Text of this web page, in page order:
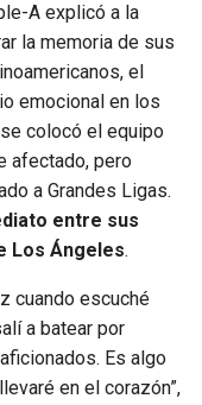
A explicó a la
la memoria de sus
el
emocional en los
colocó el equipo
afectado, pero
a Grandes Ligas.
entre sus
Los Ángeles.
cuando escuché
a batear por
Es algo
en el corazón”,